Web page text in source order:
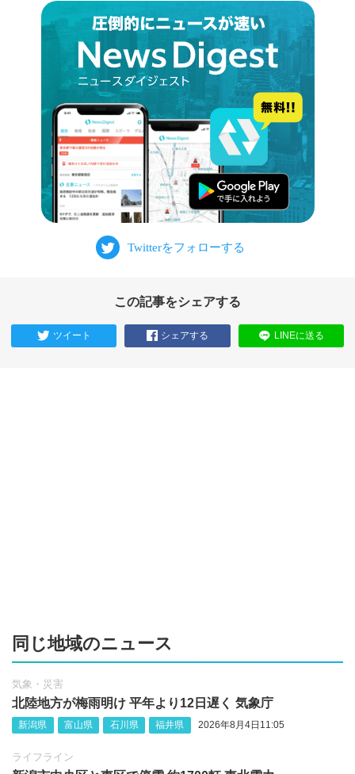
この記事をシェアする
ツイート シェアする LINEに送る
同じ地域のニュース
気象・災害
北陸地方が梅雨明け 平年より12日遅く 気象庁
新潟県 富山県 石川県 福井県 2026年8月4日11:05
ライフライン